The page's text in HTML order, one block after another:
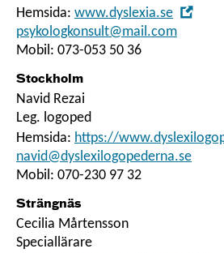
Hemsida: www.dyslexia.se
psykologkonsult@mail.com
Mobil: 073-053 50 36
Stockholm
Navid Rezai
Leg. logoped
Hemsida: https://
navid@dyslexilogopederna.se
Mobil: 070-230 97 32
Strängnäs
Cecilia Mårtensson
Speciallärare